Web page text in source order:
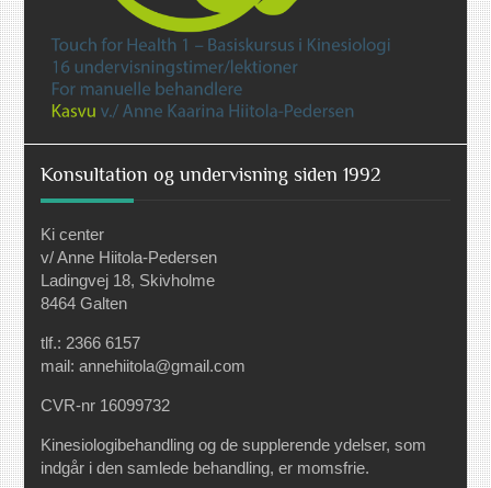
Konsultation og undervisning siden 1992
Ki center
v/ Anne Hiitola-Pedersen
Ladingvej 18, Skivholme
8464 Galten
tlf.: 2366 6157
mail: annehiitola@gmail.com
CVR-nr 16099732
Kinesiologibehandling og de supplerende ydelser, som
indgår i den samlede behandling, er momsfrie.